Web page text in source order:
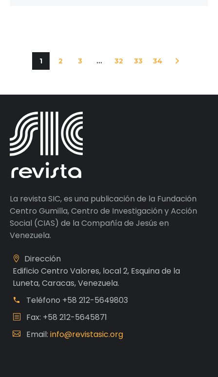
1 2 3 ... 32 33 34
La revista SIC, es una publicación de la Fundación
Centro Gumilla, Centro de Investigación y Acción
Social (CIAS) de la Compañía de Jesús en
Venezuela.
Dirección
Edificio Centro Valores, local 2, Esquina de la
Luneta, Caracas, Venezuela.
Teléfono +58 212-5649803
Fax: +58 212-5645871
Email: info@revistasic.org